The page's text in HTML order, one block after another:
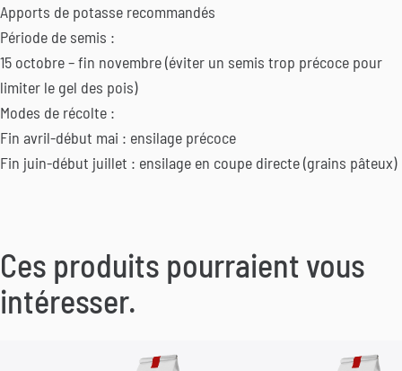
Apports de potasse recommandés
Période de semis :
15 octobre – fin novembre (éviter un semis trop précoce pour
limiter le gel des pois)
Modes de récolte :
Fin avril-début mai : ensilage précoce
Fin juin-début juillet : ensilage en coupe directe (grains pâteux)
Ces produits pourraient vous
intéresser.